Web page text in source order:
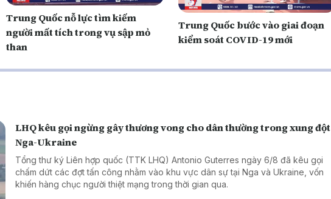
Trung Quốc nỗ lực tìm kiếm
người mất tích trong vụ sập mỏ
than
Trung Quốc bước vào giai đoạn
kiểm soát COVID-19 mới
LHQ kêu gọi ngừng gây thương vong cho dân thường trong xung đột
Nga-Ukraine
Tổng thư ký Liên hợp quốc (TTK LHQ) Antonio Guterres ngày 6/8 đã kêu gọi
chấm dứt các đợt tấn công nhằm vào khu vực dân sự tại Nga và Ukraine, vốn
khiến hàng chục người thiệt mạng trong thời gian qua.